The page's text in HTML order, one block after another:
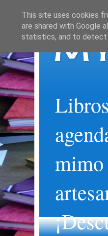
mimo
This site uses cookies
are shared with Google
statistics, and to detect